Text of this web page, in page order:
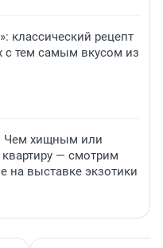
классический рецепт
с тем самым вкусом из
Чем хищным или
— смотрим
на выставке экзотики